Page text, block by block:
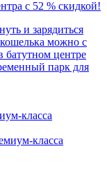
и зарядиться
можно с
батутном центре
парк для
класса